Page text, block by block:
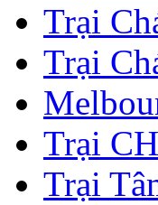
Trại
Trại
Trại
Trại